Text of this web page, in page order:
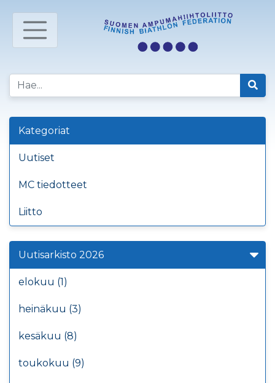
Kategoriat
Uutiset
MC tiedotteet
Liitto
Uutisarkisto 2026
elokuu (1)
heinäkuu (3)
kesäkuu (8)
toukokuu (9)